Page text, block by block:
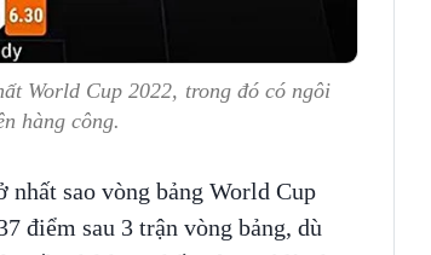
World Cup 2022, trong đó có ngôi
hàng công.
sao vòng bảng World Cup
điểm sau 3 trận vòng bảng, dù